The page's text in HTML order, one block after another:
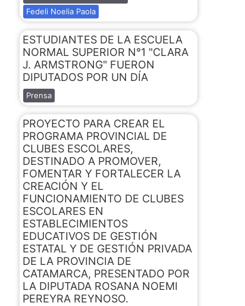
Fedeli Noelia Paola
ESTUDIANTES DE LA ESCUELA
NORMAL SUPERIOR N°1 "CLARA
J. ARMSTRONG" FUERON
DIPUTADOS POR UN DÍA
Prensa
PROYECTO PARA CREAR EL
PROGRAMA PROVINCIAL DE
CLUBES ESCOLARES,
DESTINADO A PROMOVER,
FOMENTAR Y FORTALECER LA
CREACIÓN Y EL
FUNCIONAMIENTO DE CLUBES
ESCOLARES EN
ESTABLECIMIENTOS
EDUCATIVOS DE GESTIÓN
ESTATAL Y DE GESTIÓN PRIVADA
DE LA PROVINCIA DE
CATAMARCA, PRESENTADO POR
LA DIPUTADA ROSANA NOEMI
PEREYRA REYNOSO.